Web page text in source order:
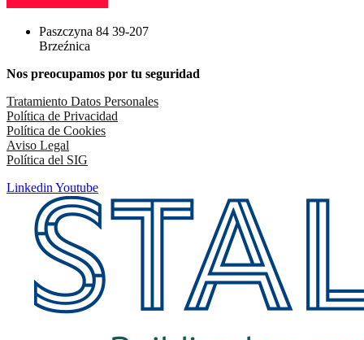
Paszczyna 84 39-207
Brzeźnica
Nos preocupamos por tu seguridad
Tratamiento Datos Personales
Política de Privacidad
Política de Cookies
Aviso Legal
Política del SIG
Linkedin Youtube